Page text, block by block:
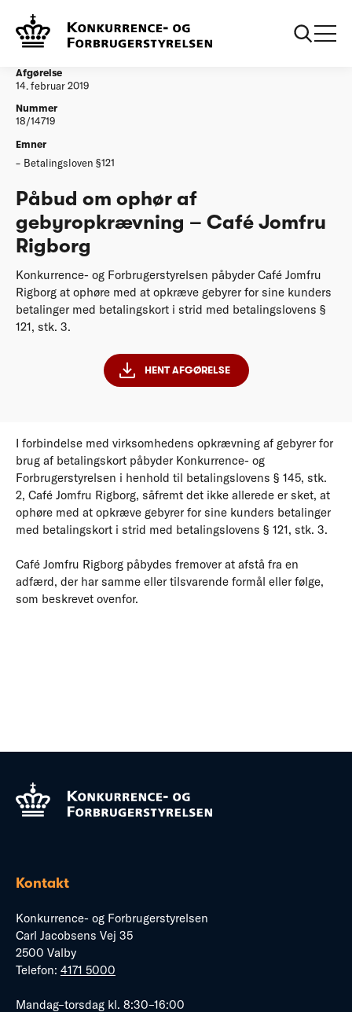
Afgørelser
Jomfru Rigborg
Afgørelse
14. februar 2019
Nummer
18/14719
Emner
Betalingsloven §121
Påbud om ophør af
gebyropkrævning – Café Jomfru
Rigborg
Konkurrence- og Forbrugerstyrelsen påbyder Café Jomfru
Rigborg at ophøre med at opkræve gebyrer for sine kunders
betalinger med betalingskort i strid med betalingslovens §
121, stk. 3.
HENT AFGØRELSE
I forbindelse med virksomhedens opkrævning af gebyrer for
brug af betalingskort påbyder Konkurrence- og
Forbrugerstyrelsen i henhold til betalingslovens § 145, stk.
2, Café Jomfru Rigborg, såfremt det ikke allerede er sket, at
ophøre med at opkræve gebyrer for sine kunders betalinger
med betalingskort i strid med betalingslovens § 121, stk. 3.
Café Jomfru Rigborg påbydes fremover at afstå fra en
adfærd, der har samme eller tilsvarende formål eller følge,
som beskrevet ovenfor.
Kontakt
Konkurrence- og Forbrugerstyrelsen
Carl Jacobsens Vej 35
2500 Valby
Telefon: 4171 5000
Mandag–torsdag kl. 8:30–16:00